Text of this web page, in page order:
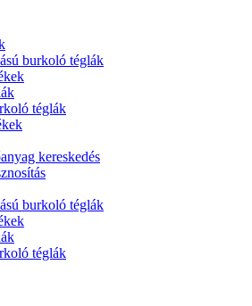
burkoló téglák
téglák
kereskedés
burkoló téglák
téglák